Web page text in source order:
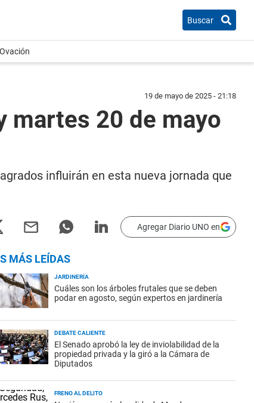
Buscar
Ovación
19 de mayo de 2025 - 21:18
martes 20 de mayo
influirán en esta nueva jornada que
Agregar Diario UNO en
MÁS LEÍDAS
JARDINERÍA
Cuáles son los árboles frutales que se deben
podar en agosto, según expertos en jardinería
DEBATE CALIENTE
El Senado aprobó la ley de inviolabilidad de la
propiedad privada y la giró a la Cámara de
Diputados
FRENO AL DELITO